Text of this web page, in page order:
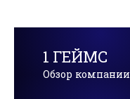
1 ГЕЙМС
Обзор компании